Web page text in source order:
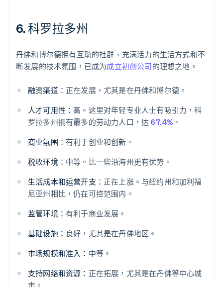
6. 科罗拉多州
丹佛和博尔德拥有互助的社群、充满活力的生活方式和不
断发展的技术氛围，已成为成立初创公司的理想之地。
融资渠道： 正在发展，尤其是在丹佛和博尔德。
人才可用性： 高。这里对年轻专业人士有吸引力，科
罗拉多州拥有最多的劳动力人口，达 67.4% 。
商业氛围： 有利于创业和创新。
税收环境： 中等。比一些沿海州更有优势。
生活成本和运营开支： 正在上涨。与纽约州和加利福
尼亚州相比，仍在可控范围内。
监管环境： 有利于商业发展。
基础设施： 良好，尤其是在丹佛地区。
市场规模和准入： 中等。
支持网络和资源： 正在拓展，尤其是在丹佛等中心城